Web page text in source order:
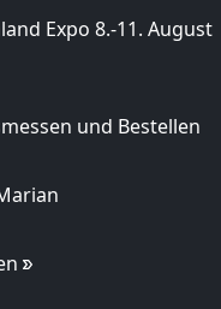
Expo 8.-11. August
und Bestellen